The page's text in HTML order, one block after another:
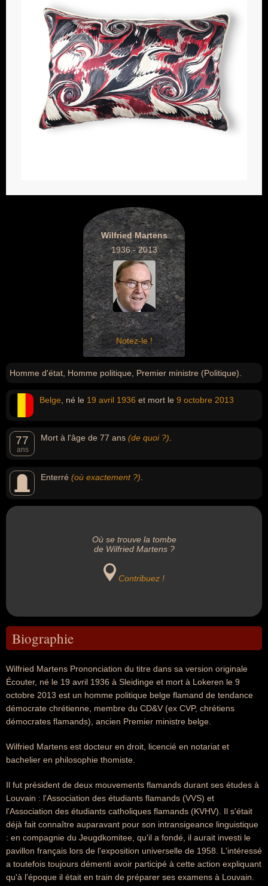
Wilfried Martens
1936 - 2013
Notez-le !
Homme d'état, Homme politique, Premier ministre (Politique).
Belge , né le 19 avril 1936 et mort le 9 octobre 2013
77
ans
Mort à l'âge de 77 ans (de quoi ?)
Enterré (où exactement ?)
Où se trouve la tombe
de Wilfried Martens ?
Contribuez !
Biographie
Wilfried Martens Prononciation du titre dans sa version originale
Écouter, né le 19 avril 1936 à Sleidinge et mort à Lokeren le 9
octobre 2013 est un homme politique belge flamand de tendance
démocrate chrétienne, membre du CD&V (ex CVP, chrétiens
démocrates flamands), ancien Premier ministre belge.
Wilfried Martens est docteur en droit, licencié en notariat et
bachelier en philosophie thomiste.
Il fut président de deux mouvements flamands durant ses études à
Louvain : l'Association des étudiants flamands (VVS) et
l'Association des étudiants catholiques flamands (KVHV). Il s'était
déjà fait connaître auparavant pour son intransigeance linguistique
: en compagnie du Jeugdkomitee, qu'il a fondé, il aurait investi le
pavillon français lors de l'exposition universelle de 1958. L'intéressé
a toutefois toujours démenti avoir participé à cette action expliquant
qu'à l'époque il était en train de préparer ses examens à Louvain.